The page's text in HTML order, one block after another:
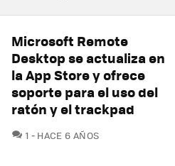
Microsoft Remote
Desktop se actualiza en
la App Store y ofrece
soporte para el uso del
ratón y el trackpad
1 COMENTARIOS
HACE 6 AÑOS